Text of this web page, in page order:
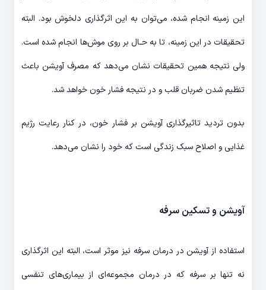
این زمینه انجام شده، می‌توان به این اثرگذاری دلخوش بود. البته
تحقیقات در این زمینه، تا به حـال بر روی موش‌ها انجام شده است.
ولی نتیجه همین تحقیقات نشان می‌دهد که مصرف آویشن باعث
تنظیم شدن ضربان قلب و در نتیجه فشار خون خواهد شد.
بدون تردید تاثیرگذاری آویشن بر فشار خون، در کنار رعایت رژیم
غذایی و اصلاح سبک زندگی است که خود را نشان می‌دهد.
آویشن و تسکین سرفه
استفاده از آویشن در درمان سرفه نیز موثر است، البته این اثرگذاری
نه تنها بر سرفه که در درمان مجموعه‌ای از بیماری‌های تنفسی